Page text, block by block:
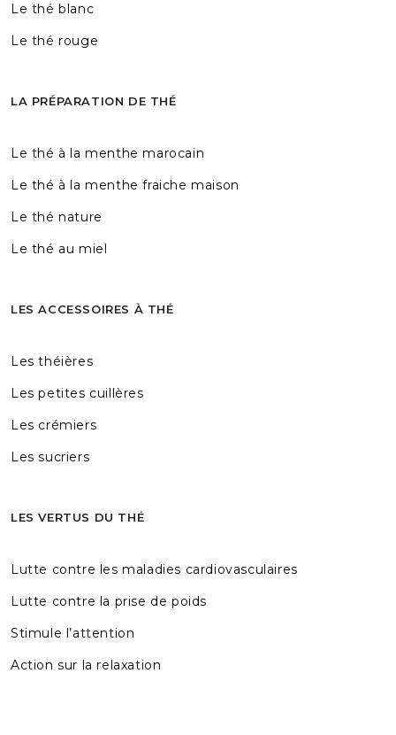
Le thé blanc
Le thé rouge
LA PRÉPARATION DE THÉ
Le thé à la menthe marocain
Le thé à la menthe fraiche maison
Le thé nature
Le thé au miel
LES ACCESSOIRES À THÉ
Les théières
Les petites cuillères
Les crémiers
Les sucriers
LES VERTUS DU THÉ
Lutte contre les maladies cardiovasculaires
Lutte contre la prise de poids
Stimule l’attention
Action sur la relaxation